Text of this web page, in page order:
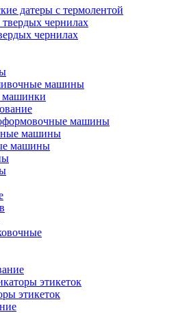
датеры с термолентой
чернилах
чернилах
машины
машинки
машины
машины
машины
этикеток
этикеток